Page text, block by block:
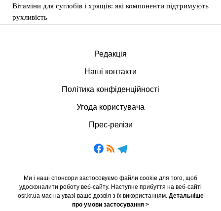
Вітаміни для суглобів і хрящів: які компоненти підтримують
рухливість
Редакція
Наші контакти
Політика конфіденційності
Угода користувача
Прес-релізи
Ми і наші спонсори застосовуємо файли cookie для того, щоб
удосконалити роботу веб-сайту. Наступне прибуття на веб-сайті
osr.kr.ua має на увазі ваше дозвіл з їх використанням. Детальніше
про умови застосування >